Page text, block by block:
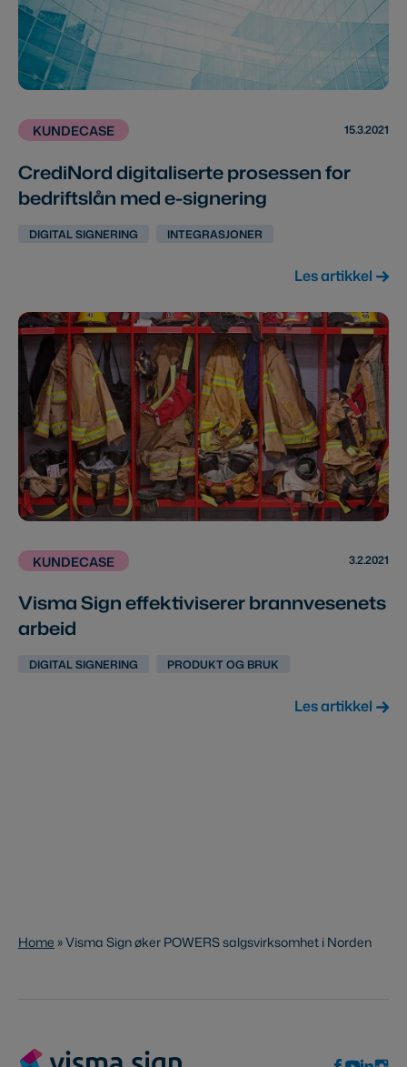
KUNDECASE 15.3.2021
CrediNord digitaliserte prosessen for
bedriftslån med e-signering
DIGITAL SIGNERING INTEGRASJONER
Les artikkel
KUNDECASE 3.2.2021
Visma Sign effektiviserer brannvesenets
arbeid
DIGITAL SIGNERING PRODUKT OG BRUK
Les artikkel
Home »Visma Sign øker POWERS salgsvirksomhet i Norden